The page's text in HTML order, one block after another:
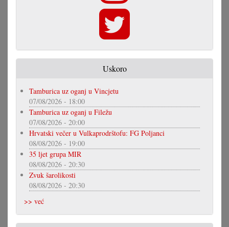
Uskoro
Tamburica uz oganj u Vincjetu
07/08/2026 - 18:00
Tamburica uz oganj u Filežu
07/08/2026 - 20:00
Hrvatski večer u Vulkaprodrštofu: FG Poljanci
08/08/2026 - 19:00
35 ljet grupa MIR
08/08/2026 - 20:30
Zvuk šarolikosti
08/08/2026 - 20:30
>> već